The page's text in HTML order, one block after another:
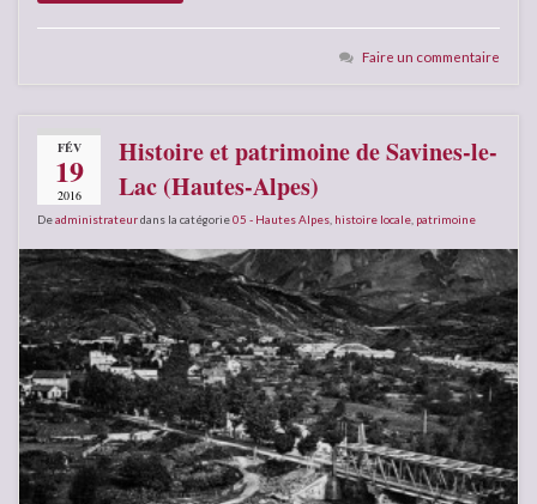
Faire un commentaire
FÉV
19
2016
Histoire et patrimoine de Savines-le-
Lac (Hautes-Alpes)
Deadministrateurdans la catégorie05 - Hautes Alpes histoire locale patrimoine